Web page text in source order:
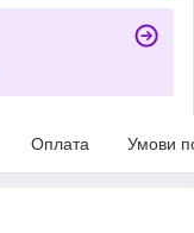
Оплата Умови